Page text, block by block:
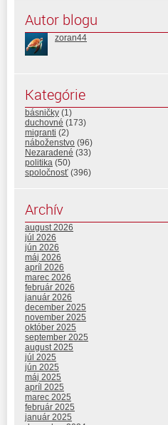
Autor blogu
zoran44
Kategórie
básničky (1)
duchovné (173)
migranti (2)
náboženstvo (96)
Nezaradené (33)
politika (50)
spoločnosť (396)
Archív
august 2026
júl 2026
jún 2026
máj 2026
apríl 2026
marec 2026
február 2026
január 2026
december 2025
november 2025
október 2025
september 2025
august 2025
júl 2025
jún 2025
máj 2025
apríl 2025
marec 2025
február 2025
január 2025